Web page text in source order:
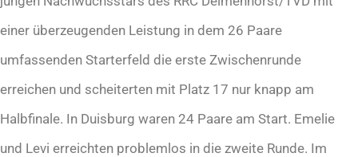
einer überzeugenden Leistung in dem 26 Paare
umfassenden Starterfeld die erste Zwischenrunde
erreichen und scheiterten mit Platz 17 nur knapp am
Halbfinale. In Duisburg waren 24 Paare am Start. Emelie
und Levi erreichten problemlos in die zweite Runde. Im